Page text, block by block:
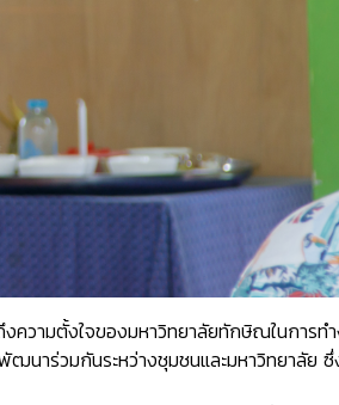
วามตั้งใจของมหาวิทยาลัยทักษิณในการท
ฒนาร่วมกันระหว่างชุมชนและมหาวิทยาลัย